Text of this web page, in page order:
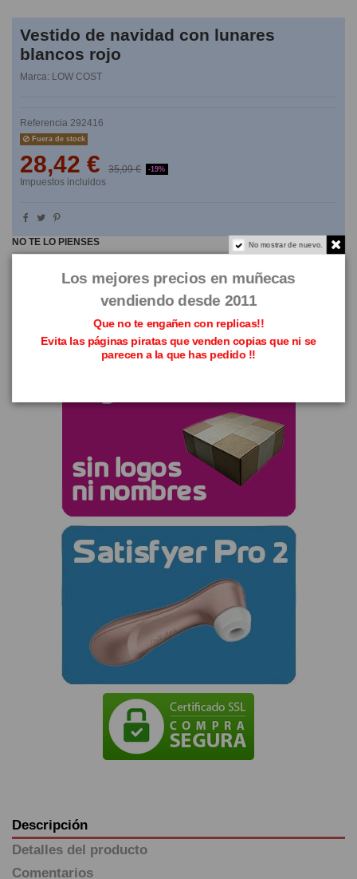
Vestido de navidad con lunares
blancos rojo
Marca: LOW COST
Referencia 292416
Fuera de stock
28,42 € 35,09 € -19%
Impuestos incluidos
NO TE LO PIENSES
Descripción
Detalles del producto
Comentarios
No mostrar de nuevo.
Los mejores precios en muñecas
vendiendo desde 2011
Que no te engañen con replicas!!
Evita las páginas piratas que venden copias que ni se
parecen a la que has pedido !!